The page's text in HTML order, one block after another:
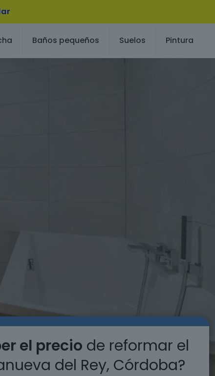
Baños pequeños Suelos Pintura
el precio de reformar el
del Rey, Córdoba?